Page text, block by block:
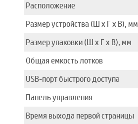
Расположение
Размер устройства (Ш x Г x В), мм
Размер упаковки (Ш x Г x В), мм
Общая емкость лотков
USB-порт быстрого доступа
Панель управления
Время выхода первой страницы